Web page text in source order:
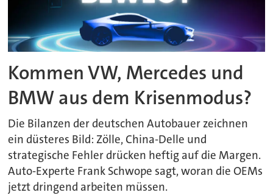
Kommen VW, Mercedes und
BMW aus dem Krisenmodus?
Die Bilanzen der deutschen Autobauer zeichnen
ein düsteres Bild: Zölle, China-Delle und
strategische Fehler drücken heftig auf die Margen.
Auto-Experte Frank Schwope sagt, woran die OEMs
jetzt dringend arbeiten müssen.